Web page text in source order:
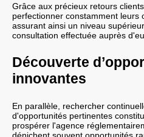
Grâce aux précieux retours
perfectionner constamment leurs
assurant ainsi un niveau
consultation effectuée auprès
Découverte
innovantes
En parallèle, rechercher
d'opportunités pertinentes
prospérer l'agence